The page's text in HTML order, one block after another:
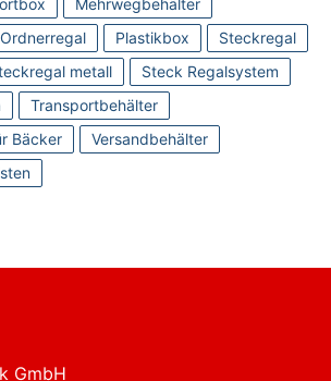
Mehrwegbehälter
Ordnerregal Plastikbox
Steckregal
metall
Steck Regalsystem
Transportbehälter
Bäcker
Versandbehälter
GmbH